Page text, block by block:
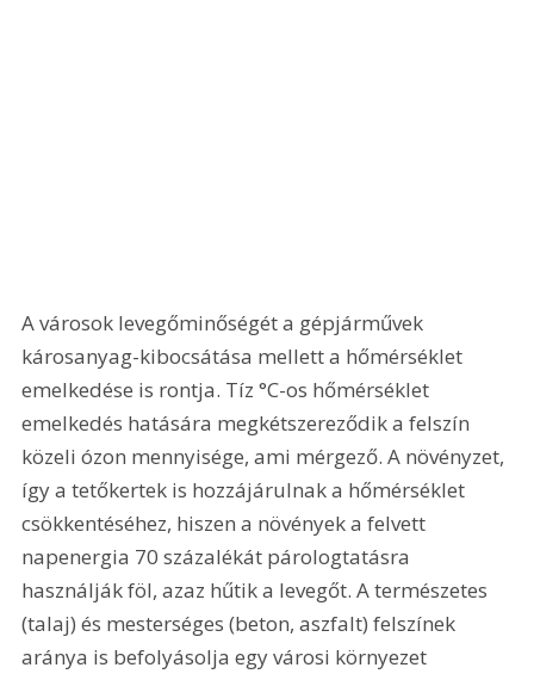
A városok levegőminőségét a gépjárművek
károsanyag-kibocsátása mellett a hőmérséklet
emelkedése is rontja. Tíz °C-os hőmérséklet
emelkedés hatására megkétszereződik a felszín
közeli ózon mennyisége, ami mérgező. A növényzet,
így a tetőkertek is hozzájárulnak a hőmérséklet
csökkentéséhez, hiszen a növények a felvett
napenergia 70 százalékát párologtatásra
használják föl, azaz hűtik a levegőt. A természetes
(talaj) és mesterséges (beton, aszfalt) felszínek
aránya is befolyásolja egy városi környezet